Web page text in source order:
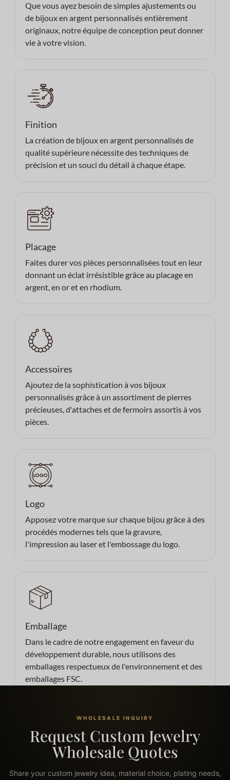
Que vous ayez besoin de simples ajustements ou
de bijoux en argent personnalisés entièrement
originaux, notre équipe de conception peut donner
vie à votre vision.
Finition
La création de bijoux en argent personnalisés de
qualité supérieure nécessite des techniques de
précision et un souci du détail à chaque étape.
Placage
Faites durer vos pièces personnalisées tout en leur
donnant un éclat irrésistible grâce au placage en
argent, en or et en rhodium.
Accessoires
Ajoutez de la sophistication à vos bijoux
personnalisés grâce à un assortiment de pierres
précieuses, d'attaches et de fermoirs assortis à vos
pièces.
Logo
Apposez votre marque sur chaque bijou grâce à des
procédés modernes tels que la gravure,
l'impression au laser et l'embossage du logo.
Emballage
Dans le cadre de notre engagement en faveur du
développement durable, nous utilisons des
emballages respectueux de l'environnement et des
emballages FSC.
WHOLESALE INQUIRY
Request Custom Jewelry
Wholesale Quotes
Share your custom jewelry idea, material choice, plating needs,